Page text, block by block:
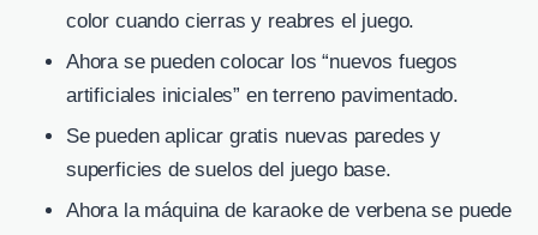
color cuando cierras y reabres el juego.
Ahora se pueden colocar los “nuevos fuegos
artificiales iniciales” en terreno pavimentado.
Se pueden aplicar gratis nuevas paredes y
superficies de suelos del juego base.
Ahora la máquina de karaoke de verbena se puede